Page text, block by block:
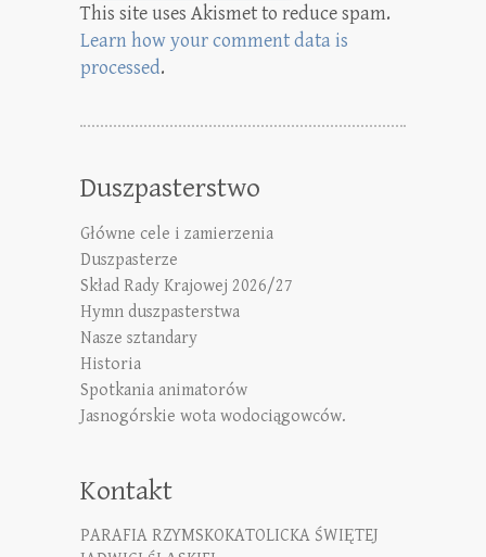
This site uses Akismet to reduce spam.
Learn how your comment data is
processed.
Duszpasterstwo
Główne cele i zamierzenia
Duszpasterze
Skład Rady Krajowej 2026/27
Hymn duszpasterstwa
Nasze sztandary
Historia
Spotkania animatorów
Jasnogórskie wota wodociągowców.
Kontakt
PARAFIA RZYMSKOKATOLICKA ŚWIĘTEJ